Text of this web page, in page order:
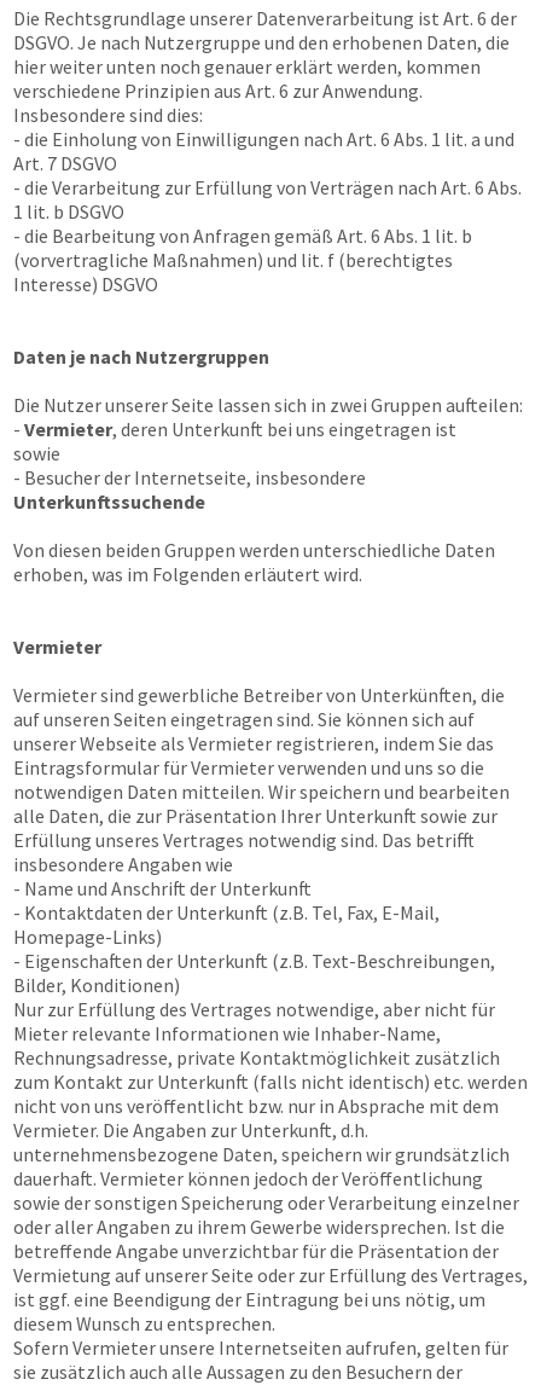
Die Rechtsgrundlage unserer Datenverarbeitung ist Art. 6 der
DSGVO. Je nach Nutzergruppe und den erhobenen Daten, die
hier weiter unten noch genauer erklärt werden, kommen
verschiedene Prinzipien aus Art. 6 zur Anwendung.
Insbesondere sind dies:
- die Einholung von Einwilligungen nach Art. 6 Abs. 1 lit. a und
Art. 7 DSGVO
- die Verarbeitung zur Erfüllung von Verträgen nach Art. 6 Abs.
1 lit. b DSGVO
- die Bearbeitung von Anfragen gemäß Art. 6 Abs. 1 lit. b
(vorvertragliche Maßnahmen) und lit. f (berechtigtes
Interesse) DSGVO
Daten je nach Nutzergruppen
Die Nutzer unserer Seite lassen sich in zwei Gruppen aufteilen:
- Vermieter, deren Unterkunft bei uns eingetragen ist
sowie
- Besucher der Internetseite, insbesondere
Unterkunftssuchende
Von diesen beiden Gruppen werden unterschiedliche Daten
erhoben, was im Folgenden erläutert wird.
Vermieter
Vermieter sind gewerbliche Betreiber von Unterkünften, die
auf unseren Seiten eingetragen sind. Sie können sich auf
unserer Webseite als Vermieter registrieren, indem Sie das
Eintragsformular für Vermieter verwenden und uns so die
notwendigen Daten mitteilen. Wir speichern und bearbeiten
alle Daten, die zur Präsentation Ihrer Unterkunft sowie zur
Erfüllung unseres Vertrages notwendig sind. Das betrifft
insbesondere Angaben wie
- Name und Anschrift der Unterkunft
- Kontaktdaten der Unterkunft (z.B. Tel, Fax, E-Mail,
Homepage-Links)
- Eigenschaften der Unterkunft (z.B. Text-Beschreibungen,
Bilder, Konditionen)
Nur zur Erfüllung des Vertrages notwendige, aber nicht für
Mieter relevante Informationen wie Inhaber-Name,
Rechnungsadresse, private Kontaktmöglichkeit zusätzlich
zum Kontakt zur Unterkunft (falls nicht identisch) etc. werden
nicht von uns veröffentlicht bzw. nur in Absprache mit dem
Vermieter. Die Angaben zur Unterkunft, d.h.
unternehmensbezogene Daten, speichern wir grundsätzlich
dauerhaft. Vermieter können jedoch der Veröffentlichung
sowie der sonstigen Speicherung oder Verarbeitung einzelner
oder aller Angaben zu ihrem Gewerbe widersprechen. Ist die
betreffende Angabe unverzichtbar für die Präsentation der
Vermietung auf unserer Seite oder zur Erfüllung des Vertrages,
ist ggf. eine Beendigung der Eintragung bei uns nötig, um
diesem Wunsch zu entsprechen.
Sofern Vermieter unsere Internetseiten aufrufen, gelten für
sie zusätzlich auch alle Aussagen zu den Besuchern der